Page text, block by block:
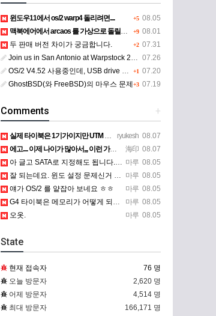
+5 08.05
윈도우11에서 os/2 warp4 돌리려면....
+9 08.01
맥북에어에서 arcaos 를 가상으로 돌릴려면 어떻게 해야 하는 지요?
+2 07.31
두 판매 버전 차이가 궁금합니다.
07.26
Join us in San Antonio at Warpstock 2026
+1 07.20
OS/2 V4.52 사용중인데, USB drive 사용 가능한지요?
+3 07.19
GhostBSD(와 FreeBSD)의 마우스 문제
+
Comments
ryukesh 08.07
실제 타이북은 1기가이지만 UTM 설정에선 768mb 입니다. 1기가나 그 보다 넘게 설정하면 UTM 에뮬레…
海印 08.07
에고.... 이제 나이가 많아서,,, 이런 가상pc에 설치해보는 것도 귀찮군요.. ㅎㅎ 날씨도 덥고.....…
마루 08.05
아 글고 SATA로 지정해도 됩니다. 저 글 진짜 이상하네요. 옛날꺼 퍼와서 그런거 같은데요.
마루 08.05
잘 되는데요. 윈도 설정 문제신거 같은데. 크롬 브라우저나 파폭으로 해 보세요
마루 08.05
얘가 OS/2 를 얕잡아 보네요 ㅎㅎ
마루 08.05
G4 타이북은 메모리가 어떻게 되나요?
마루 08.05
오옷.
State
현재 접속자
76 명
오늘 방문자
2,620 명
어제 방문자
4,514 명
최대 방문자
166,171 명